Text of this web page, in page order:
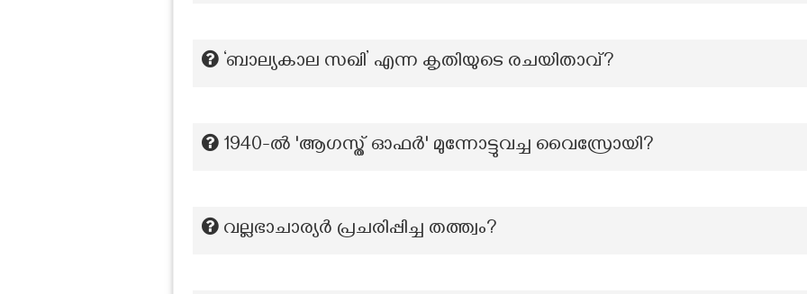
‘ബാല്യകാല സഖി’ എന്ന കൃതിയുടെ രചയിതാവ്?
1940-ൽ 'ആഗസ്ത് ഓഫർ' മുന്നോട്ടുവച്ച വൈസ്രോയി?
വല്ലഭാചാര്യർ പ്രചരിപ്പിച്ച തത്ത്വം?